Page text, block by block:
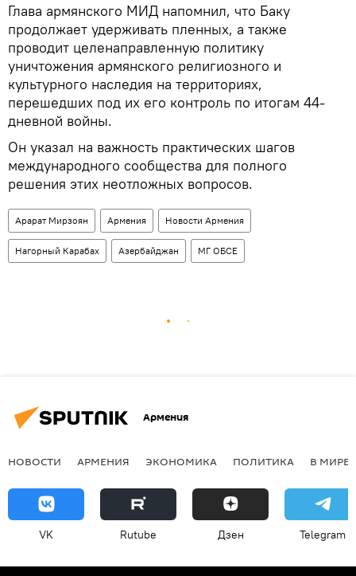
Глава армянского МИД напомнил, что Баку
продолжает удерживать пленных, а также
проводит целенаправленную политику
уничтожения армянского религиозного и
культурного наследия на территориях,
перешедших под их его контроль по итогам 44-
дневной войны.
Он указал на важность практических шагов
международного сообщества для полного
решения этих неотложных вопросов.
Арарат Мирзоян Армения Новости Армения
Нагорный Карабах Азербайджан МГ ОБСЕ
Армения
НОВОСТИ АРМЕНИЯ ЭКОНОМИКА ПОЛИТИКА В МИРЕ
VK Rutube Дзен Telegram